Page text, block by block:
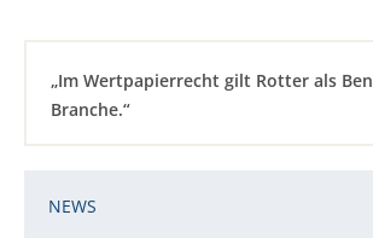
„Im Wertpapierrecht gilt Rotter als
Branche.“
NEWS